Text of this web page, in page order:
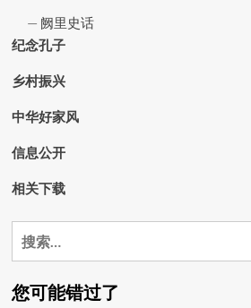
阙里史话
纪念孔子
乡村振兴
中华好家风
信息公开
相关下载
搜
索：
您可能错过了